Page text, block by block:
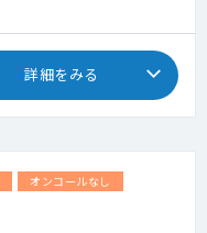
詳細をみる
オンコールなし